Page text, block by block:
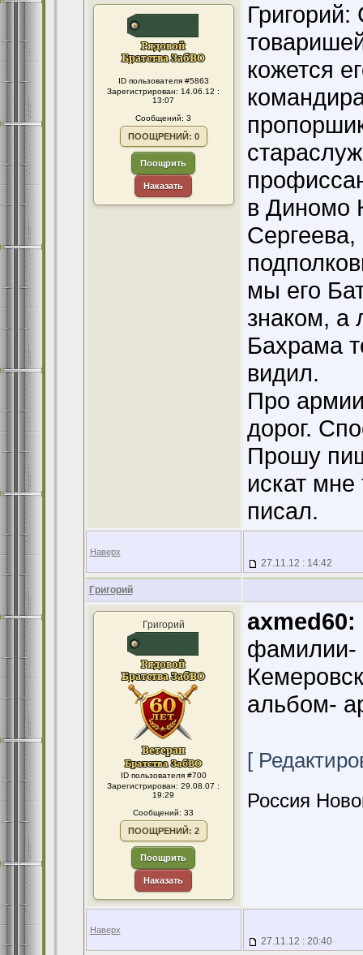
ID пользователя #5863
Зарегистрирован: 14.06.12 :
13:07
Сообщений: 3
ПООЩРЕНИЙ: 0
Поощрить
Наказать
Григорий:
кожется
в Диномо
мы его
знаком, а
Бахрама
видил.
Про
дорог.
Прошу
искат
писал.
Наверх
27.11.12 : 14:42
Григорий
Григорий
ID пользователя #700
Зарегистрирован: 29.08.07 :
19:29
Сообщений: 33
ПООЩРЕНИЙ: 2
Поощрить
Наказать
axmed60:
фамилии-
альбом-
[
Россия
Наверх
27.11.12 : 20:40